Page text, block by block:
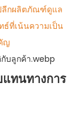
ลีกผลิตภัณฑ์ดูแล
ธ์ที่เน้นความเป็น
ญ
ทนทางการ